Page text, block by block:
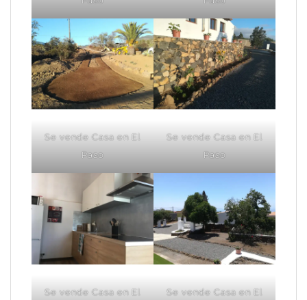
Se vende Casa en El
Paso
Se vende Casa en El
Paso
Se vende Casa en El
Se vende Casa en El